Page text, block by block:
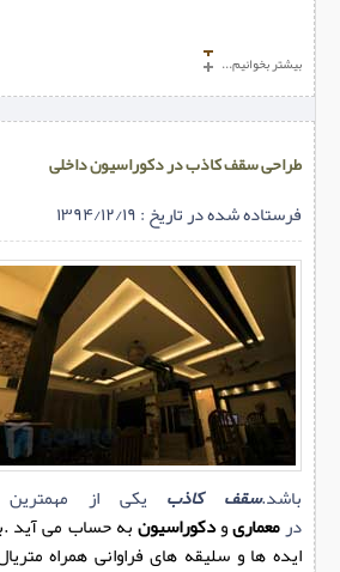
بیشتر بخوانیم...
طراحی سقف کاذب در دکوراسیون داخلی
فرستاده شده در تاریخ : ۱۳۹۴/۱۲/۱۹
باشد.سقف کاذب یکی از
درمعماریودکوراسیونبه حساب می آید
ایده ها و سلیقه های فراوانی همراه